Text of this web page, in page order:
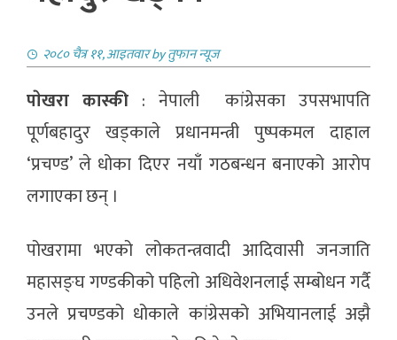
२०८० चैत्र ११, आइतवारbyतुफान न्यूज
पाेखरा कास्की: नेपाली कांग्रेसका उपसभापति
पूर्णबहादुर खड्काले प्रधानमन्त्री पुष्पकमल दाहाल
‘प्रचण्ड’ ले धोका दिएर नयाँ गठबन्धन बनाएको आरोप
लगाएका छन् ।
पोखरामा भएको लोकतन्त्रवादी आदिवासी जनजाति
महासङ्घ गण्डकीको पहिलो अधिवेशनलाई सम्बोधन गर्दै
उनले प्रचण्डको धोकाले कांग्रेसको अभियानलाई अझै